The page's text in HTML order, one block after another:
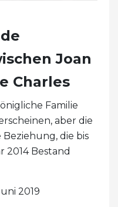
Joan
Charles
Familie
aber die
die bis
2014 Bestand
2019